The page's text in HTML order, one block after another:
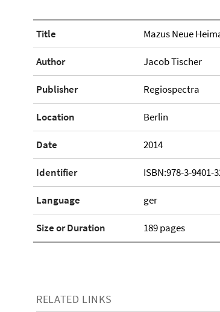
Title Mazus Neue
Author Jacob Tischer
Publisher Regiospectra
Location Berlin
Date 2014
Identifier ISBN:978-3-9401-
Language ger
Size or Duration 189 pages
RELATED LINKS